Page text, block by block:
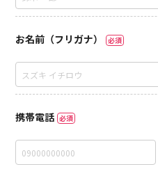
お名前（フリガナ） 必須
携帯電話 必須